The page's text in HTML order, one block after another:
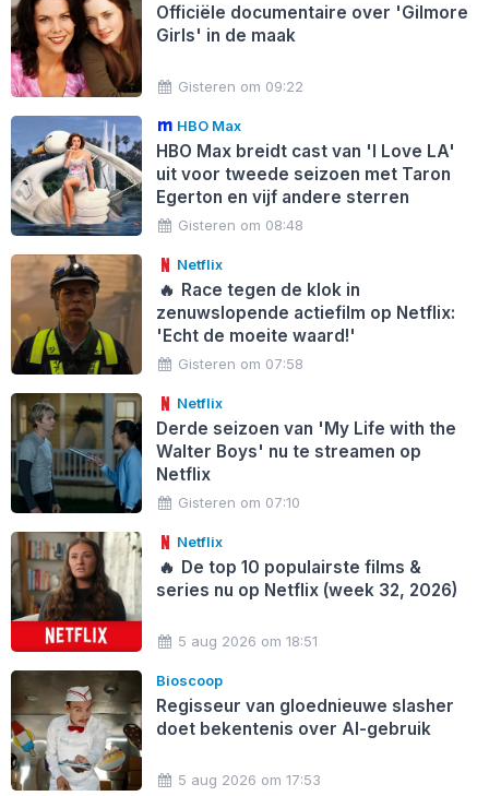
Officiële documentaire over 'Gilmore
Girls' in de maak
Gisteren om 09:22
HBO Max
HBO Max breidt cast van 'I Love LA'
uit voor tweede seizoen met Taron
Egerton en vijf andere sterren
Gisteren om 08:48
Netflix
🔥 Race tegen de klok in
zenuwslopende actiefilm op Netflix:
'Echt de moeite waard!'
Gisteren om 07:58
Netflix
Derde seizoen van 'My Life with the
Walter Boys' nu te streamen op
Netflix
Gisteren om 07:10
Netflix
🔥 De top 10 populairste films &
series nu op Netflix (week 32, 2026)
5 aug 2026 om 18:51
Bioscoop
Regisseur van gloednieuwe slasher
doet bekentenis over AI-gebruik
5 aug 2026 om 17:53